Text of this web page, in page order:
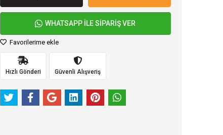
WHATSAPP İLE SİPARİŞ VER
Favorilerime ekle
Hızlı Gönderi Güvenli Alışveriş